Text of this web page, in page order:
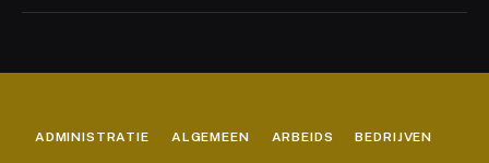
ADMINISTRATIE ALGEMEEN ARBEIDS BEDRIJVEN